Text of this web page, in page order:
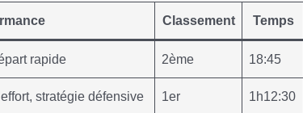
Classement Temps
rapide 2ème 18:45
stratégie défensive 1er 1h12:30